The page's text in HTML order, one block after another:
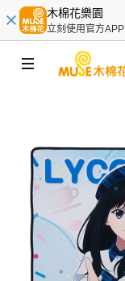
木棉花樂園
立刻使用官方APP